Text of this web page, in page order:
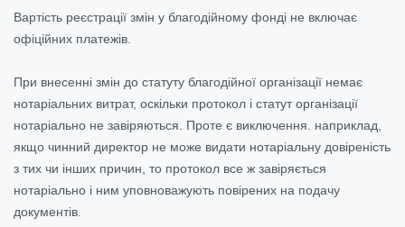
Вартість реєстрації змін у благодійному фонді не включає
офіційних платежів.
При внесенні змін до статуту благодійної організації немає
нотаріальних витрат, оскільки протокол і статут організації
нотаріально не завіряються. Проте є виключення. наприклад,
якщо чинний директор не може видати нотаріальну довіреність
з тих чи інших причин, то протокол все ж завіряється
нотаріально і ним уповноважують повірених на подачу
документів.